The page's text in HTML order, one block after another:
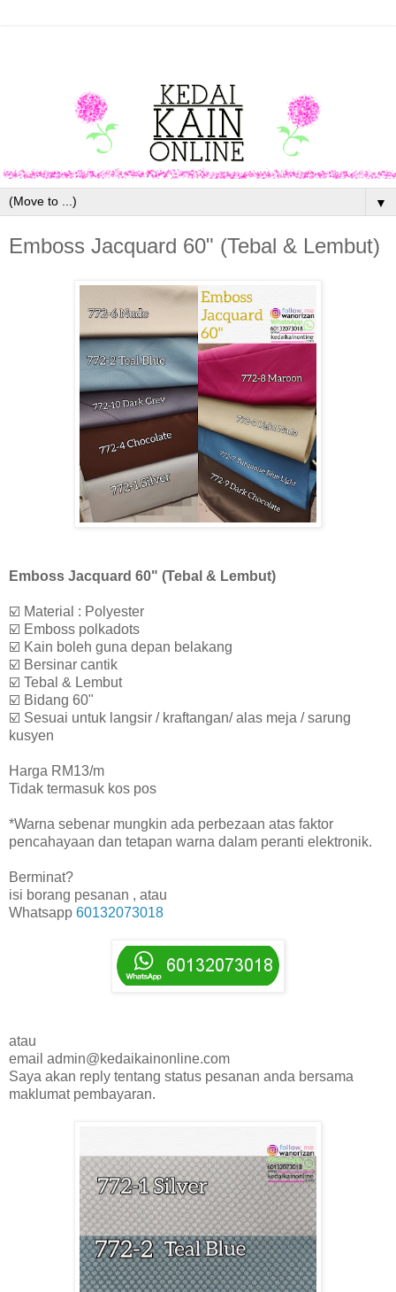
▼
Emboss Jacquard 60" (Tebal & Lembut)
Emboss Jacquard 60" (Tebal & Lembut)
☑️ Material : Polyester
☑️ Emboss polkadots
☑️ Kain boleh guna depan belakang
☑️ Bersinar cantik
☑️ Tebal & Lembut
☑️ Bidang 60"
☑️ Sesuai untuk langsir / kraftangan/ alas meja / sarung
kusyen
Harga RM13/m
Tidak termasuk kos pos
*Warna sebenar mungkin ada perbezaan atas faktor
pencahayaan dan tetapan warna dalam peranti elektronik.
Berminat?
isi borang pesanan , atau
Whatsapp 60132073018
atau
email admin@kedaikainonline.com
Saya akan reply tentang status pesanan anda bersama
maklumat pembayaran.